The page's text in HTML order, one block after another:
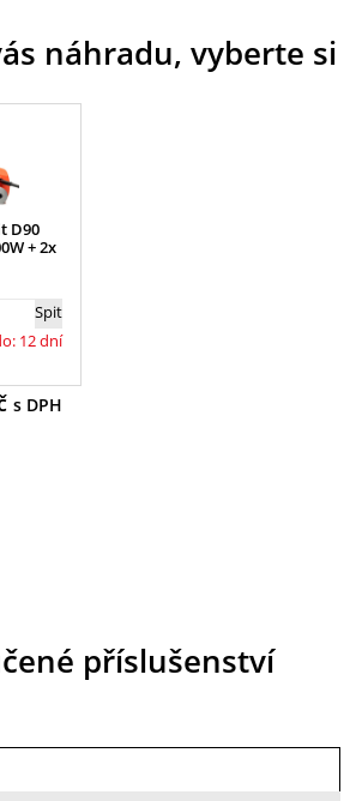
náhradu, vyberte si
D90
+ 2x
Spit
12 dní
s DPH
příslušenství